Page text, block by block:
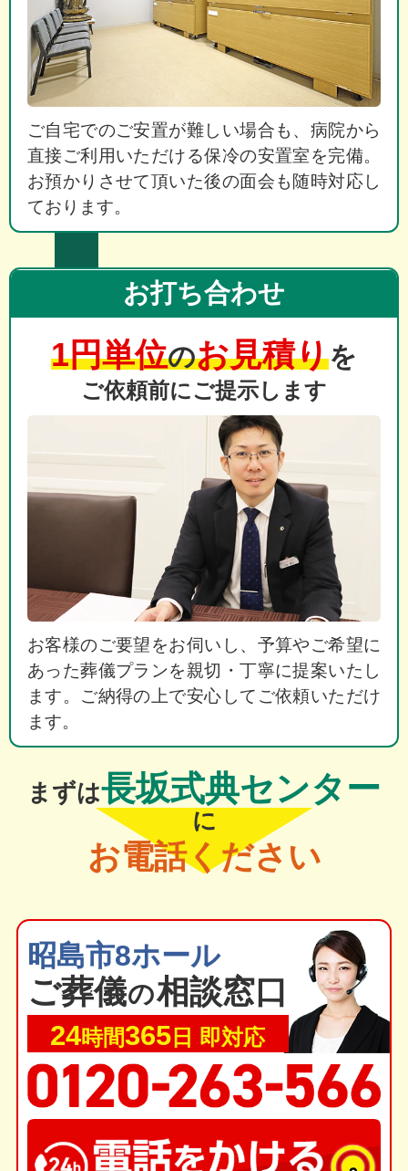
ご自宅でのご安置が難しい場合も、病院から
直接ご利用いただける保冷の安置室を完備。
お預かりさせて頂いた後の面会も随時対応し
ております。
お打ち合わせ
1円単位のお見積りを
ご依頼前にご提示します
お客様のご要望をお伺いし、予算やご希望に
あった葬儀プランを親切・丁寧に提案いたし
ます。ご納得の上で安心してご依頼いただけ
ます。
まずは長坂式典センター
に
お電話ください
昭島市8ホール
ご葬儀の相談窓口
24時間365 日 即対応